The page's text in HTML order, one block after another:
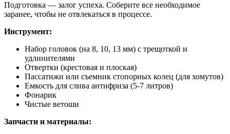
Подготовка — залог успеха. Соберите все необходимое
заранее, чтобы не отвлекаться в процессе.
Инструмент:
Набор головок (на 8, 10, 13 мм) с трещоткой и
удлинителями
Отвертки (крестовая и плоская)
Пассатижи или съемник стопорных колец (для хомутов)
Емкость для слива антифриза (5-7 литров)
Фонарик
Чистые ветоши
Запчасти и материалы: